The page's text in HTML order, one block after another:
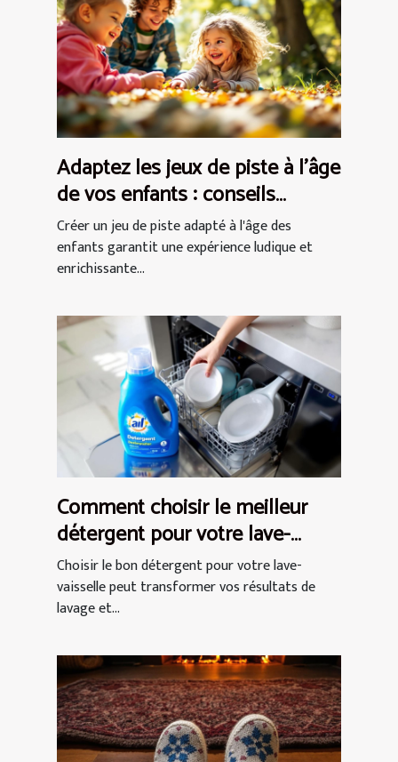
Adaptez les jeux de piste à l'âge
de vos enfants : conseils
pratiques
Créer un jeu de piste adapté à l'âge des
enfants garantit une expérience ludique et
enrichissante...
Comment choisir le meilleur
détergent pour votre lave-
vaisselle ?
Choisir le bon détergent pour votre lave-
vaisselle peut transformer vos résultats de
lavage et...